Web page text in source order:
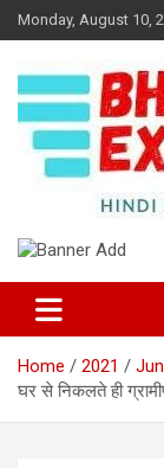
Skip
to
Monday, August 10,
Home 2021
घर से निकलते ही